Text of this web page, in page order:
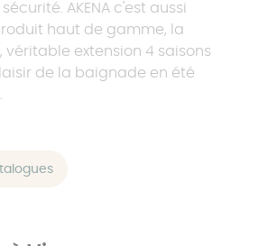
AKENA c'est aussi
haut de gamme, la
extension 4 saisons
de la baignade en été